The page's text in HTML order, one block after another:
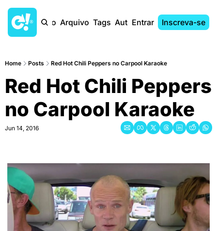
Início Arquivo Tags AutoresEntrar Inscreva-se
Home Posts Red Hot Chili Peppers no Carpool Karaoke
Red Hot Chili Peppers
no Carpool Karaoke
Jun 14, 2016